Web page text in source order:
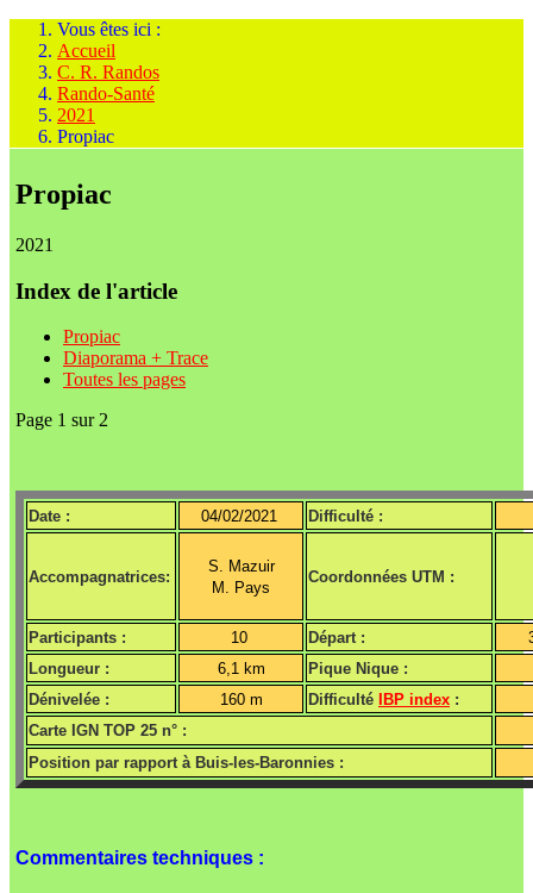
Vous êtes ici :
Accueil
C. R. Randos
Rando-Santé
2021
Propiac
Propiac
2021
Index de l'article
Propiac
Diaporama + Trace
Toutes les pages
Page 1 sur 2
Date : 04/02/2021 Difficulté :
Accompagnatrices:
S. Mazuir
M. Pays
Coordonnées UTM :
Participants : 10 Départ :
Longueur :
6,1 km
Pique Nique :
Dénivelée :
160 m Difficulté IBP index :
Carte IGN TOP 25 n° :
Position par rapport à Buis-les-Baronnies :
Commentaires techniques :